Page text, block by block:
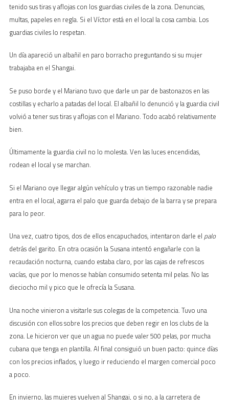
tenido sus tiras y aflojas con los guardias civiles de la zona. Denuncias,
multas, papeles en regla. Si el Víctor está en el local la cosa cambia. Los
guardias civiles lo respetan.
Un día apareció un albañil en paro borracho preguntando si su mujer
trabajaba en el Shangai.
Se puso borde y el Mariano tuvo que darle un par de bastonazos en las
costillas y echarlo a patadas del local. El albañil lo denunció y la guardia civil
volvió a tener sus tiras y aflojas con el Mariano. Todo acabó relativamente
bien.
Últimamente la guardia civil no lo molesta. Ven las luces encendidas,
rodean el local y se marchan.
Si el Mariano oye llegar algún vehículo y tras un tiempo razonable nadie
entra en el local, agarra el palo que guarda debajo de la barra y se prepara
para lo peor.
Una vez, cuatro tipos, dos de ellos encapuchados, intentaron darle el palo
detrás del garito. En otra ocasión la Susana intentó engañarle con la
recaudación nocturna, cuando estaba claro, por las cajas de refrescos
vacías, que por lo menos se habían consumido setenta mil pelas. No las
dieciocho mil y pico que le ofrecía la Susana.
Una noche vinieron a visitarle sus colegas de la competencia. Tuvo una
discusión con ellos sobre los precios que deben regir en los clubs de la
zona. Le hicieron ver que un agua no puede valer 500 pelas, por mucha
cubana que tenga en plantilla. Al final consiguió un buen pacto: quince días
con los precios inflados, y luego ir reduciendo el margen comercial poco
a poco.
En invierno, las mujeres vuelven al Shangai, o si no, a la carretera de